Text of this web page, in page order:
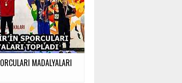
MADALYALARI